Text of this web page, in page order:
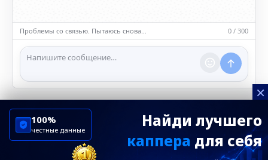
насилию.
ℹ️ Модераторы и администраторы вправе удалять
сообщения и ограничивать доступ к чату при
нарушении правил.
Проблемы со связью. Пытаюсь снова… 0 / 300
×
Найди лучшего
каппера для себя
100%
честные данные
ChelseaBluesRu ФК Челси